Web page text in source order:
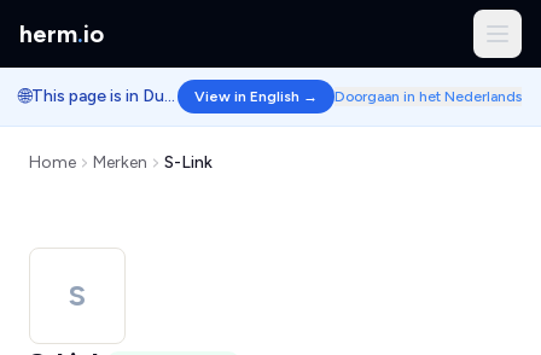
herm.io
🌐 This page is in Dutch. View in English → Doorgaan in het Nederlands
Home Merken S-Link
S